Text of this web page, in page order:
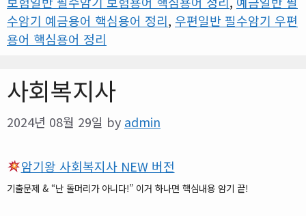
수암기 예금용어 핵심용어 정리, 우편일반 필수암기 우편
용어 핵심용어 정리
사회복지사
2024년 08월 29일 by admin
암기왕 사회복지사 NEW 버전
기출문제 & “난 돌머리가 아니다!” 이거 하나면 핵심내용 암기 끝!